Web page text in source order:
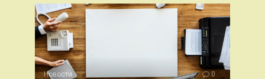
Новости 0